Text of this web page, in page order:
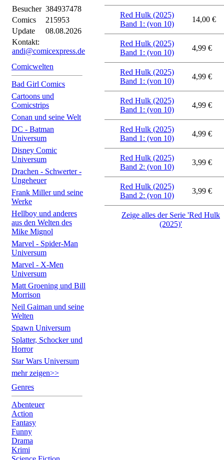
Besucher 384937478
Comics
215953
Update
08.08.2026
Kontakt:
andi@comicexpress.de
Comicwelten
Bad Girl Comics
Cartoons und
Comicstrips
Conan und seine Welt
DC - Batman
Universum
Disney Comic
Universum
Drachen - Schwerter -
Ungeheuer
Frank Miller und seine
Werke
Hellboy und anderes
aus den Welten des
Mike Mignol
Marvel - Spider-Man
Universum
Marvel - X-Men
Universum
Matt Groening und Bill
Morrison
Neil Gaiman und seine
Welten
Spawn Universum
Splatter, Schocker und
Horror
Star Wars Universum
mehr zeigen>>
Genres
Abenteuer
Action
Fantasy
Funny
Drama
Krimi
Red Hulk (2025)
Band 1: (von 10)
14,00 €
Red Hulk (2025)
Band 1: (von 10)
4,99 €
Red Hulk (2025)
Band 1: (von 10)
4,99 €
Red Hulk (2025)
Band 1: (von 10)
4,99 €
Red Hulk (2025)
Band 1: (von 10)
4,99 €
Red Hulk (2025)
Band 2: (von 10)
3,99 €
Red Hulk (2025)
Band 2: (von 10)
3,99 €
Zeige alles der Serie 'Red Hulk
(2025)'